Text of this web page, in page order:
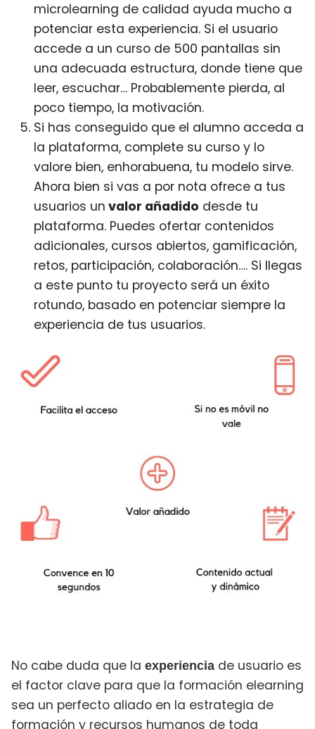
microlearning de calidad ayuda mucho a
potenciar esta experiencia. Si el usuario
accede a un curso de 500 pantallas sin
una adecuada estructura, donde tiene que
leer, escuchar… Probablemente pierda, al
poco tiempo, la motivación.
Si has conseguido que el alumno acceda a
la plataforma, complete su curso y lo
valore bien, enhorabuena, tu modelo sirve.
Ahora bien si vas a por nota ofrece a tus
usuarios un valor añadido desde tu
plataforma. Puedes ofertar contenidos
adicionales, cursos abiertos, gamificación,
retos, participación, colaboración…. Si llegas
a este punto tu proyecto será un éxito
rotundo, basado en potenciar siempre la
experiencia de tus usuarios.
No cabe duda que la experiencia de usuario es
el factor clave para que la formación elearning
sea un perfecto aliado en la estrategia de
formación y recursos humanos de toda